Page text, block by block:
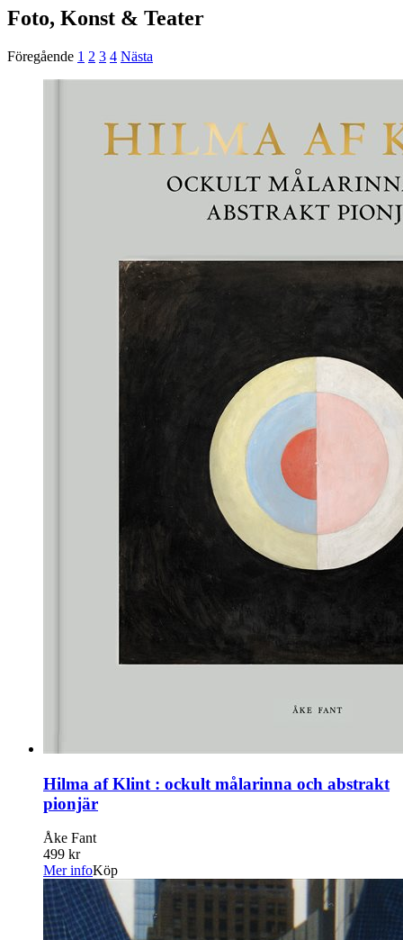
Foto, Konst & Teater
Föregående 1 2 3 4 Nästa
Hilma af Klint : ockult målarinna och abstrakt
pionjär
Åke Fant
499 kr
Mer infoKöp